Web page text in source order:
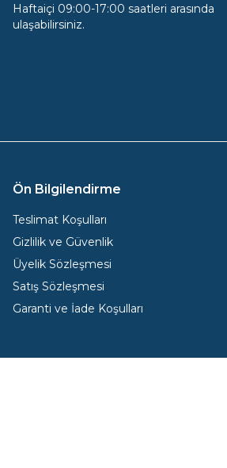
Haftaiçi 09:00-17:00 saatleri arasında
ulaşabilirsiniz.
Ön Bilgilendirme
Teslimat Koşulları
Gizlilik ve Güvenlik
Üyelik Sözleşmesi
Satış Sözleşmesi
Garanti ve İade Koşulları